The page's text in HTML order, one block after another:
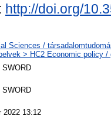
http://doi.org/
Sciences /
> HC2 Economic policy /
SWORD
SWORD
2022 13:12